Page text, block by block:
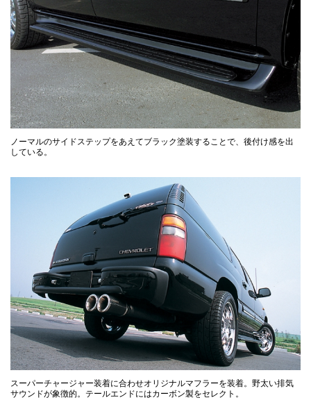
ノーマルのサイドステップをあえてブラック塗装することで、後付け感を出
している。
スーパーチャージャー装着に合わせオリジナルマフラーを装着。野太い排気
サウンドが象徴的。テールエンドにはカーボン製をセレクト。